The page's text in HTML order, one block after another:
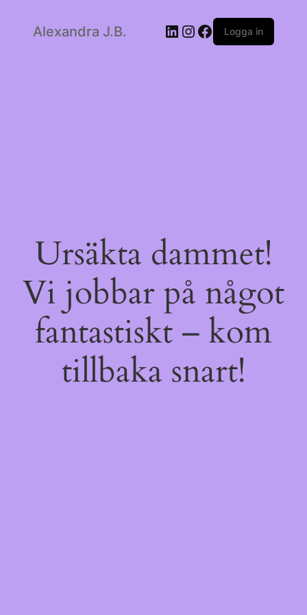
Alexandra J.B. LinkedIn
Instagram
Facebook
Logga in
Ursäkta dammet!
Vi jobbar på något
fantastiskt – kom
tillbaka snart!